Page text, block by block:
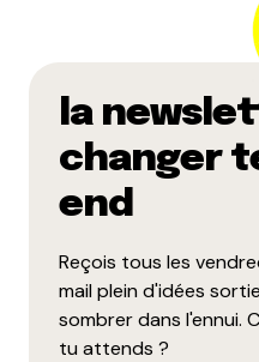
la
changer
end
Reçois tous les
mail plein d'idées
sombrer dans l'ennui.
tu attends ?